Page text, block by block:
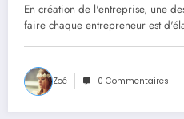
En création de l'entreprise, une
faire chaque entrepreneur est
Zoé 0 Commentaires